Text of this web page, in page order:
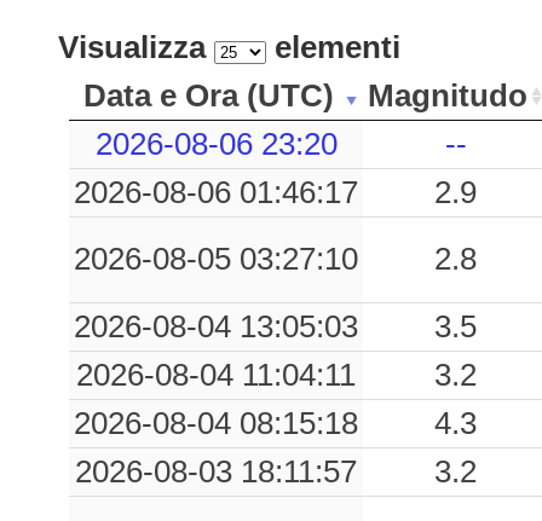
0.17
MAJ
45
0.15
SPI
59
0.13
CDN
61
0.10
PALA
54
0.07
TRA
59
0.05
VAV
68
0.05
DST2
71
0.03
SPP 77
Visualizza
elementi
Data e Ora (UTC)
Magnitudo
2026-08-06 23:20
--
2026-08-06 01:46:17
2.9
2026-08-05 03:27:10
2.8
2026-08-04 13:05:03
3.5
2026-08-04 11:04:11
3.2
2026-08-04 08:15:18
4.3
2026-08-03 18:11:57
3.2